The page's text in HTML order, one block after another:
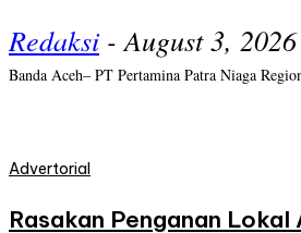
Redaksi - August 3, 2026
Banda Aceh– PT Pertamina Patra Niaga
Advertorial
Rasakan Penganan Lokal